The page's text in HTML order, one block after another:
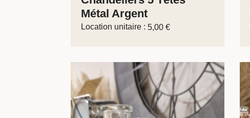
Métal Argent
Location unitaire : 5,00 €